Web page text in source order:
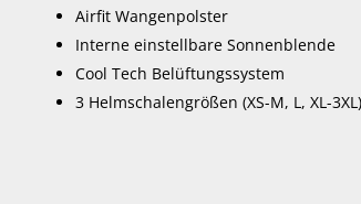
Airfit Wangenpolster
Interne einstellbare Sonnenblende
Cool Tech Belüftungssystem
3 Helmschalengrößen (XS-M, L, XL-3XL)